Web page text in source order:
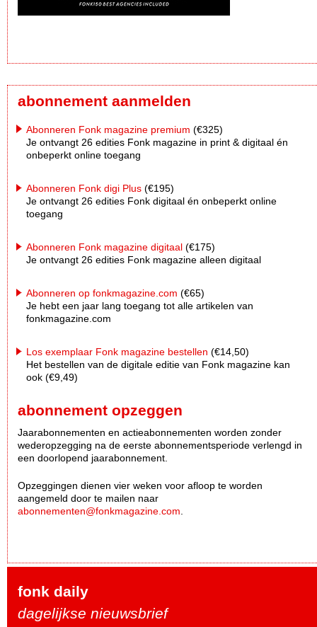
abonnement aanmelden
Abonneren Fonk magazine premium (€325)
Je ontvangt 26 edities Fonk magazine in print & digitaal én
onbeperkt online toegang
Abonneren Fonk digi Plus (€195)
Je ontvangt 26 edities Fonk digitaal én onbeperkt online
toegang
Abonneren Fonk magazine digitaal (€175)
Je ontvangt 26 edities Fonk magazine alleen digitaal
Abonneren op fonkmagazine.com (€65)
Je hebt een jaar lang toegang tot alle artikelen van
fonkmagazine.com
Los exemplaar Fonk magazine bestellen (€14,50)
Het bestellen van de digitale editie van Fonk magazine kan
ook (€9,49)
abonnement opzeggen
Jaarabonnementen en actieabonnementen worden zonder
wederopzegging na de eerste abonnementsperiode verlengd in
een doorlopend jaarabonnement.
Opzeggingen dienen vier weken voor afloop te worden
aangemeld door te mailen naar
abonnementen@fonkmagazine.com.
fonk daily
dagelijkse nieuwsbrief